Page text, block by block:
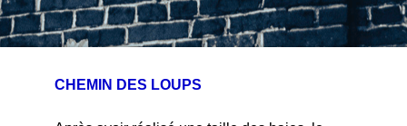
CHEMIN DES LOUPS